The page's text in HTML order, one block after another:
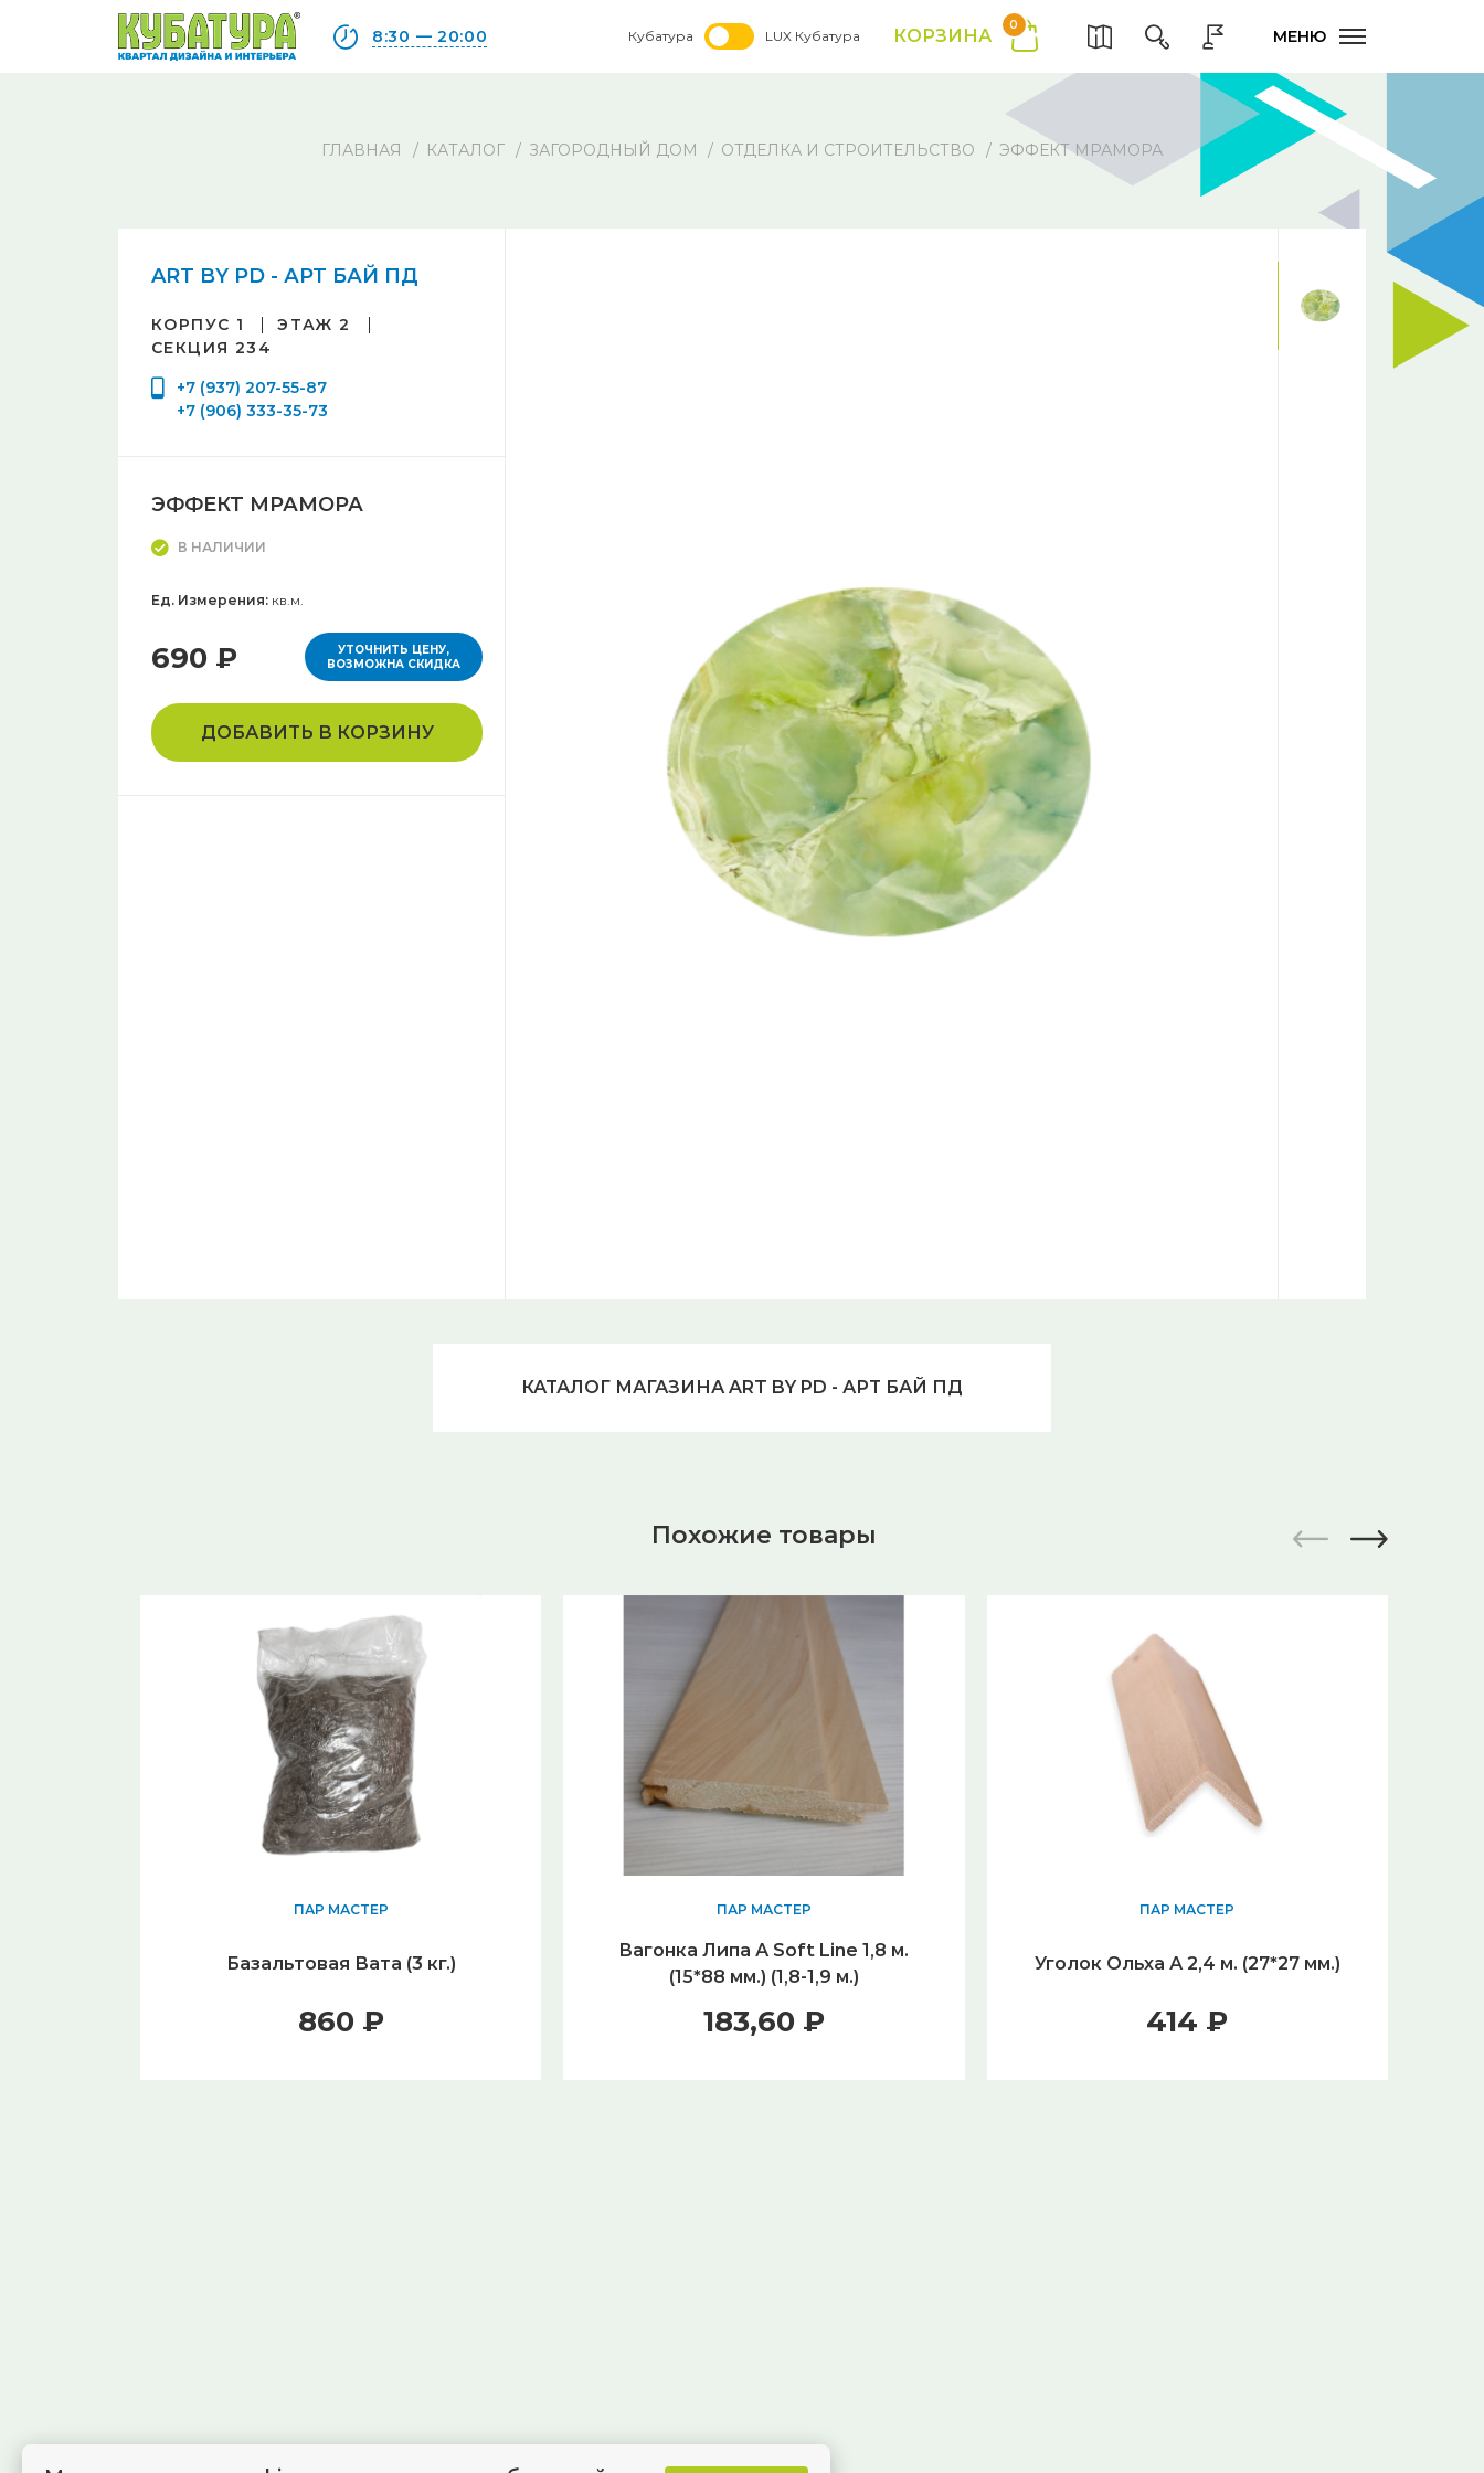
8:30 — 20:00 Кубатура LUX Кубатура КОРЗИНА
0
МЕНЮ
ГЛАВНАЯ КАТАЛОГ ЗАГОРОДНЫЙ ДОМ ОТДЕЛКА И СТРОИТЕЛЬСТВО ЭФФЕКТ МРАМОРА
ART BY PD - АРТ БАЙ ПД
КОРПУС 1
ЭТАЖ 2
СЕКЦИЯ 234
+7 (937) 207-55-87
+7 (906) 333-35-73
ЭФФЕКТ МРАМОРА
В НАЛИЧИИ
Ед. Измерения: кв.м.
690 ₽
УТОЧНИТЬ ЦЕНУ,
ВОЗМОЖНА СКИДКА
ДОБАВИТЬ В КОРЗИНУ
КАТАЛОГ МАГАЗИНА ART BY PD - АРТ БАЙ ПД
Похожие товары
ПАР МАСТЕР
Базальтовая Вата (3 кг.)
860 ₽
ПАР МАСТЕР
Вагонка Липа А Soft Line 1,8 м.
(15*88 мм.) (1,8-1,9 м.)
183,60 ₽
ПАР МАСТЕР
Уголок Ольха А 2,4 м. (27*27 мм.)
414 ₽